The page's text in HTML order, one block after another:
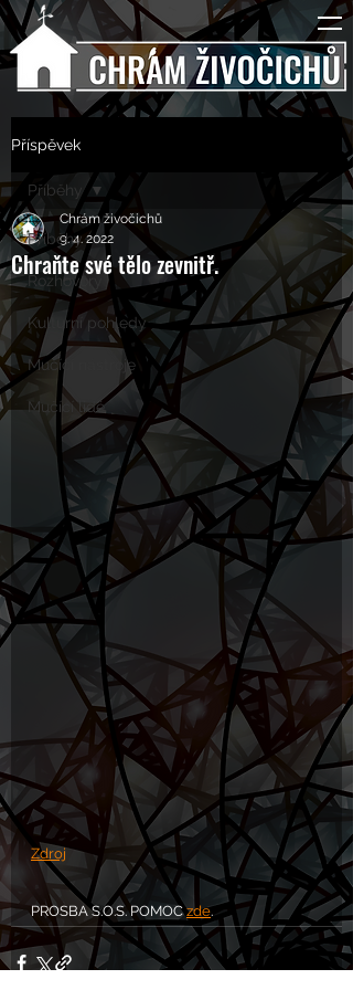
Příspěvek
Příběhy
Rozhovory
Kulturní pohledy
Mučící nástroje
Mučící lidé
Příběhy
Chraňte své tělo zevnitř.
Chrám živočichů
9. 4. 2022
Zdroj
PROSBA S.O.S. POMOC zde.